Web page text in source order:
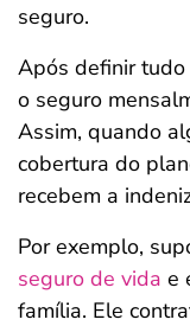
seguro.
Após definir tudo
o seguro
Assim, quando
cobertura do
recebem a
Por exemplo,
seguro de vida e
família. Ele